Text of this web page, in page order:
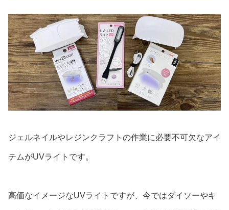
ジェルネイルやレジンクラフトの作業に必要不可欠なアイ
テムがUVライトです。
高価なイメージなUVライトですが、今ではダイソーやキ